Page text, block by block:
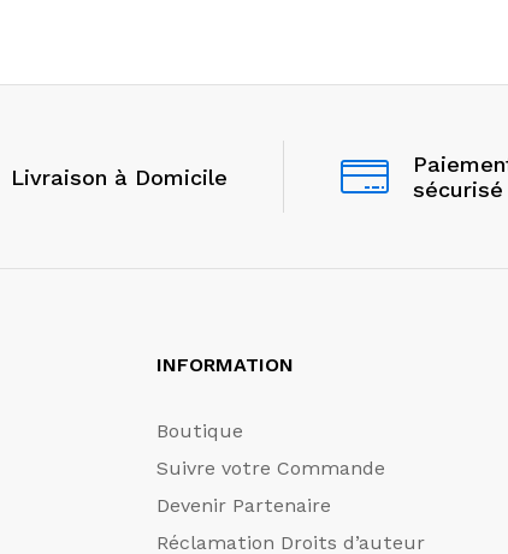
Livraison à Domicile
sécurisé
INFORMATION
Boutique
Suivre votre Commande
Devenir Partenaire
Réclamation Droits d’auteur